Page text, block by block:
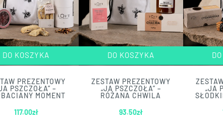
DO KOSZYKA
PREZENTOWY
PSZCZOŁA” –
MOMENT
117.00zł
DO KOSZYKA
ZESTAW PREZENTOWY
„JA PSZCZOŁA” –
RÓŻANA CHWILA
93.50zł
„JA